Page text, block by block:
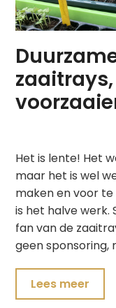
Het is lente! Het
maar het is wel
maken en voor te
is het halve werk.
fan van de
geen sponsoring,
Lees meer